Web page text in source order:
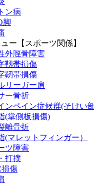
ン病
脚
ー【スポーツ関係】
外脛骨障害
靱帯損傷
靭帯損傷
リーガー肩
ー骨折
ンペイン症候群(そけい
(掌側板損傷)
離骨折
(マレットフィンガー）
ツ障害
打撲
損傷